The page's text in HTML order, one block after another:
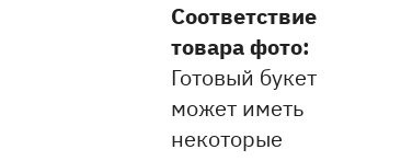
Соответствие
товара фото:
Готовый букет
может иметь
некоторые